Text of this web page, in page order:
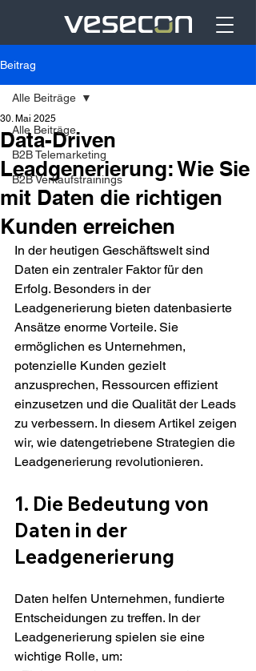
Beitrag
Alle Beiträge
B2B Telemarketing
B2B Verkaufstrainings
Alle Beiträge
Data-Driven
Leadgenerierung: Wie Sie
mit Daten die richtigen
Kunden erreichen
30. Mai 2025
In der heutigen Geschäftswelt sind
Daten ein zentraler Faktor für den
Erfolg. Besonders in der
Leadgenerierung bieten datenbasierte
Ansätze enorme Vorteile. Sie
ermöglichen es Unternehmen,
potenzielle Kunden gezielt
anzusprechen, Ressourcen effizient
einzusetzen und die Qualität der Leads
zu verbessern. In diesem Artikel zeigen
wir, wie datengetriebene Strategien die
Leadgenerierung revolutionieren.
1. Die Bedeutung von
Daten in der
Leadgenerierung
Daten helfen Unternehmen, fundierte
Entscheidungen zu treffen. In der
Leadgenerierung spielen sie eine
wichtige Rolle, um: